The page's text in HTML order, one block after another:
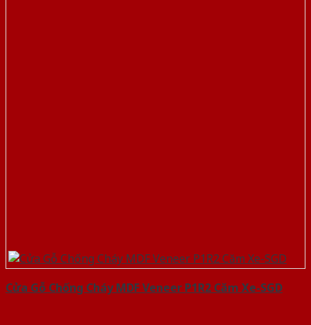
Cửa Gỗ Chống Cháy MDF Veneer P1R2 Căm Xe-SGD